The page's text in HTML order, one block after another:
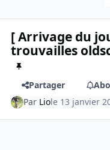
[ Arrivage du
trouvailles
Partager
Par Liole 13 janvier